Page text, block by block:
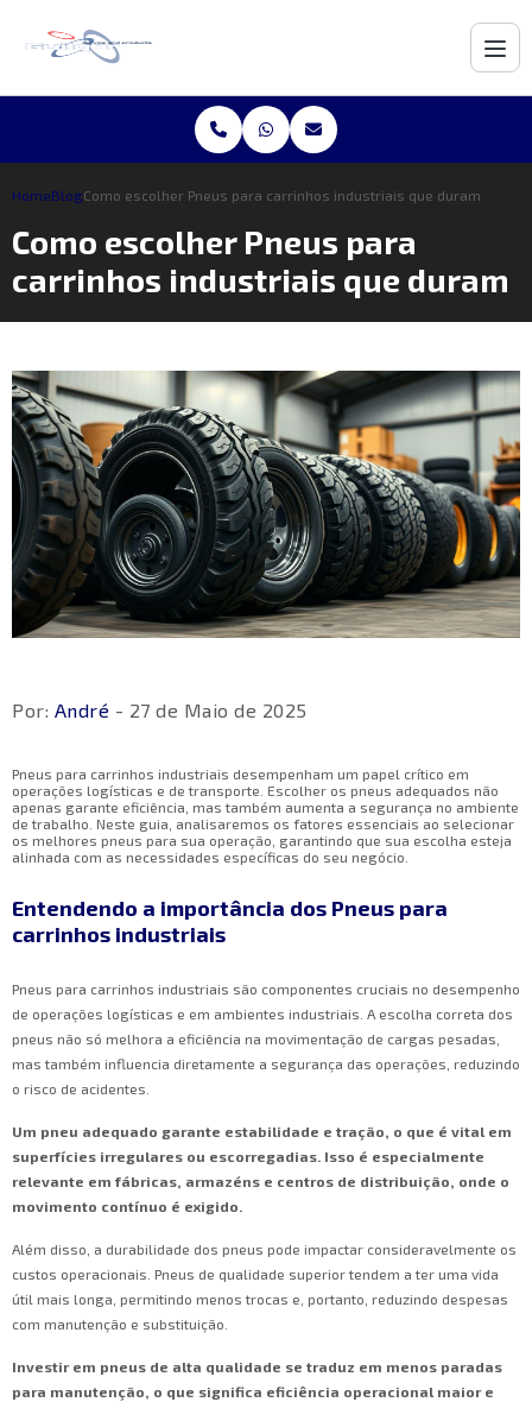
HomeBlogComo escolher Pneus para carrinhos industriais que duram
Como escolher Pneus para
carrinhos industriais que duram
Por: André - 27 de Maio de 2025
Pneus para carrinhos industriais desempenham um papel crítico em
operações logísticas e de transporte. Escolher os pneus adequados não
apenas garante eficiência, mas também aumenta a segurança no ambiente
de trabalho. Neste guia, analisaremos os fatores essenciais ao selecionar
os melhores pneus para sua operação, garantindo que sua escolha esteja
alinhada com as necessidades específicas do seu negócio.
Entendendo a importância dos Pneus para
carrinhos industriais
Pneus para carrinhos industriais são componentes cruciais no desempenho
de operações logísticas e em ambientes industriais. A escolha correta dos
pneus não só melhora a eficiência na movimentação de cargas pesadas,
mas também influencia diretamente a segurança das operações, reduzindo
o risco de acidentes.
Um pneu adequado garante estabilidade e tração, o que é vital em
superfícies irregulares ou escorregadias. Isso é especialmente
relevante em fábricas, armazéns e centros de distribuição, onde o
movimento contínuo é exigido.
Além disso, a durabilidade dos pneus pode impactar consideravelmente os
custos operacionais. Pneus de qualidade superior tendem a ter uma vida
útil mais longa, permitindo menos trocas e, portanto, reduzindo despesas
com manutenção e substituição.
Investir em pneus de alta qualidade se traduz em menos paradas
para manutenção, o que significa eficiência operacional maior e